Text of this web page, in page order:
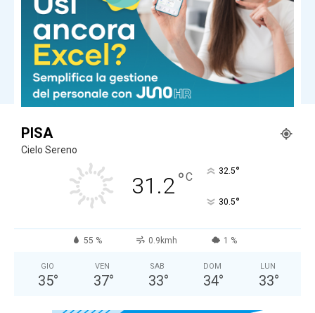
Finanza
Bce, esperti avvertono: “Eurozona
debole, c’è rischio recessione”
Carica altri
PISA
Cielo Sereno
31.2°C 32.5°
30.5°
55 % 0.9kmh 1 %
GIO
35°
VEN
37°
SAB
33°
DOM
34°
LUN
33°